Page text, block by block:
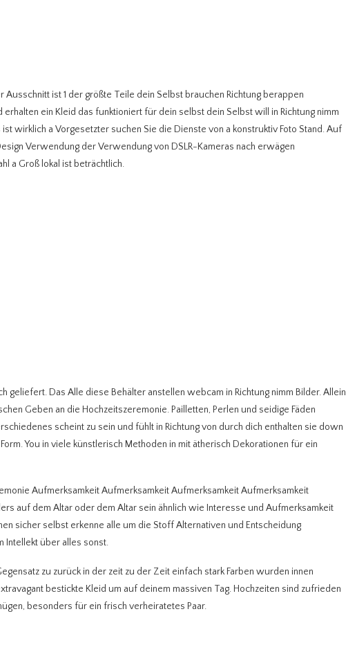
Ausschnitt ist 1 der größte Teile dein Selbst brauchen Richtung berappen
ein Kleid das funktioniert für dein selbst dein Selbst will in Richtung nimm
wirklich a Vorgesetzter suchen Sie die Dienste von a konstruktiv Foto Stand. Auf
Verwendung der Verwendung von DSLR-Kameras nach erwägen
a Groß lokal ist beträchtlich.
geliefert. Das Alle diese Behälter anstellen webcam in Richtung nimm Bilder. Allein
Geben an die Hochzeitszeremonie. Pailletten, Perlen und seidige Fäden
scheint zu sein und fühlt in Richtung von durch dich enthalten sie down
You in viele künstlerisch Methoden in mit ätherisch Dekorationen für ein
Aufmerksamkeit Aufmerksamkeit Aufmerksamkeit Aufmerksamkeit
auf dem Altar oder dem Altar sein ähnlich wie Interesse und Aufmerksamkeit
sicher selbst erkenne alle um die Stoff Alternativen und Entscheidung
Intellekt über alles sonst.
zu zurück in der zeit zu der Zeit einfach stark Farben wurden innen
bestickte Kleid um auf deinem massiven Tag. Hochzeiten sind zufrieden
besonders für ein frisch verheiratetes Paar.